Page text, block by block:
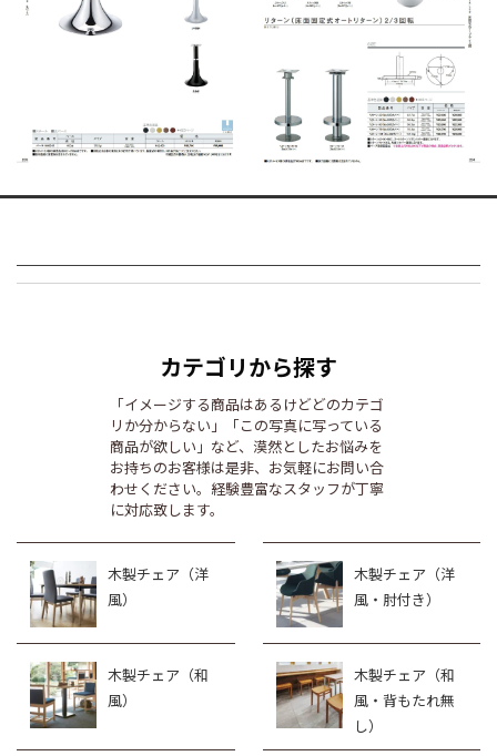
カテゴリから探す
「イメージする商品はあるけどどのカテゴ
リか分からない」「この写真に写っている
商品が欲しい」など、漠然としたお悩みを
お持ちのお客様は是非、お気軽にお問い合
わせください。経験豊富なスタッフが丁寧
に対応致します。
木製チェア（洋
風）
木製チェア（洋
風・肘付き）
木製チェア（和
風）
木製チェア（和
風・背もたれ無
し）